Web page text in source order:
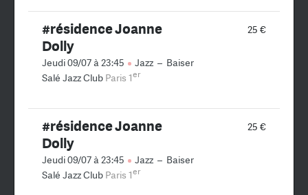
25 €
#résidence Joanne
Dolly
Jeudi 09/07 à 23:45 Jazz – Baiser
Salé Jazz Club Paris 1er
25 €
#résidence Joanne
Dolly
Jeudi 09/07 à 23:45 Jazz – Baiser
Salé Jazz Club Paris 1er